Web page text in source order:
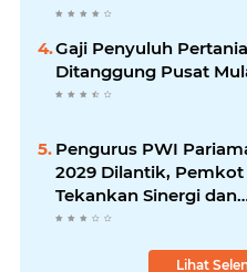
Gaji Penyuluh
Ditanggung Pusat
Pengurus PWI
2029 Dilantik, Pemkot
Tekankan Sinergi dan
Profesionalisme Pers
Lihat